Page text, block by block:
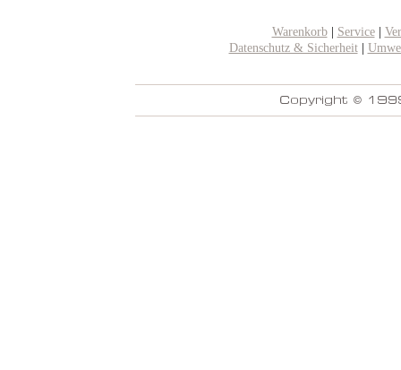
Warenkorb| Service|
Datenschutz & Sicherheit|